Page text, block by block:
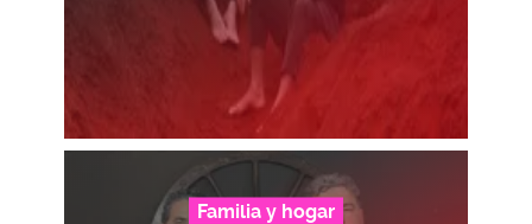
Familia y hogar